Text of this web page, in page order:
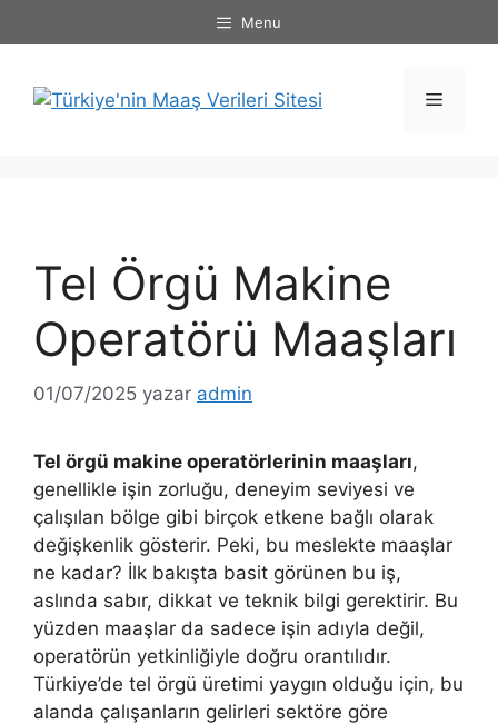
atla
Menu
Menü
Tel Örgü Makine
Operatörü Maaşları
01/07/2025 yazar admin
Tel örgü makine operatörlerinin maaşları,
genellikle işin zorluğu, deneyim seviyesi ve
çalışılan bölge gibi birçok etkene bağlı olarak
değişkenlik gösterir. Peki, bu meslekte maaşlar
ne kadar? İlk bakışta basit görünen bu iş,
aslında sabır, dikkat ve teknik bilgi gerektirir. Bu
yüzden maaşlar da sadece işin adıyla değil,
operatörün yetkinliğiyle doğru orantılıdır.
Türkiye’de tel örgü üretimi yaygın olduğu için, bu
alanda çalışanların gelirleri sektöre göre